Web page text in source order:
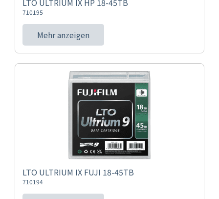
LTO ULTRIUM IX HP 18-45TB
710195
Mehr anzeigen
LTO ULTRIUM IX FUJI 18-45TB
710194